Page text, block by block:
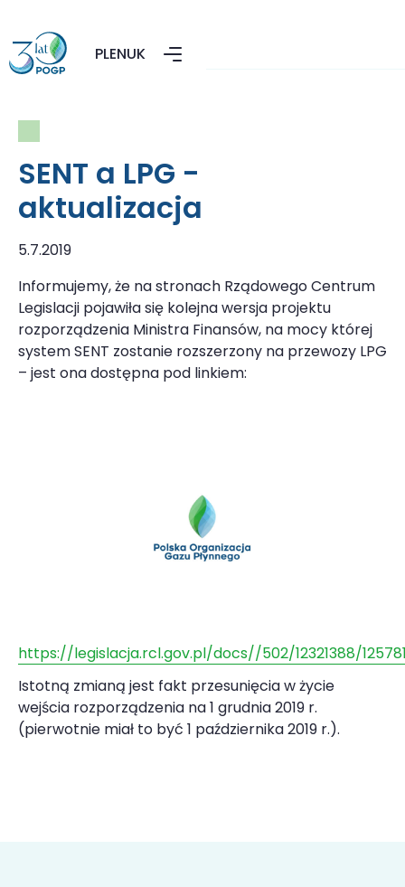
PLENUK
SENT a LPG -
aktualizacja
5.7.2019
Informujemy, że na stronach Rządowego Centrum
Legislacji pojawiła się kolejna wersja projektu
rozporządzenia Ministra Finansów, na mocy której
system SENT zostanie rozszerzony na przewozy LPG
– jest ona dostępna pod linkiem:
https://legislacja.rcl.gov.pl/docs//502/12321388/
Istotną zmianą jest fakt przesunięcia w życie
wejścia rozporządzenia na 1 grudnia 2019 r.
(pierwotnie miał to być 1 października 2019 r.).